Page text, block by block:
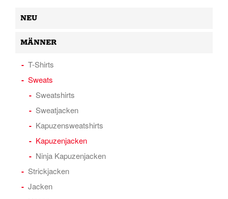
NEU
MÄNNER
T-Shirts
Sweats
Sweatshirts
Sweatjacken
Kapuzensweatshirts
Kapuzenjacken
Ninja Kapuzenjacken
Strickjacken
Jacken